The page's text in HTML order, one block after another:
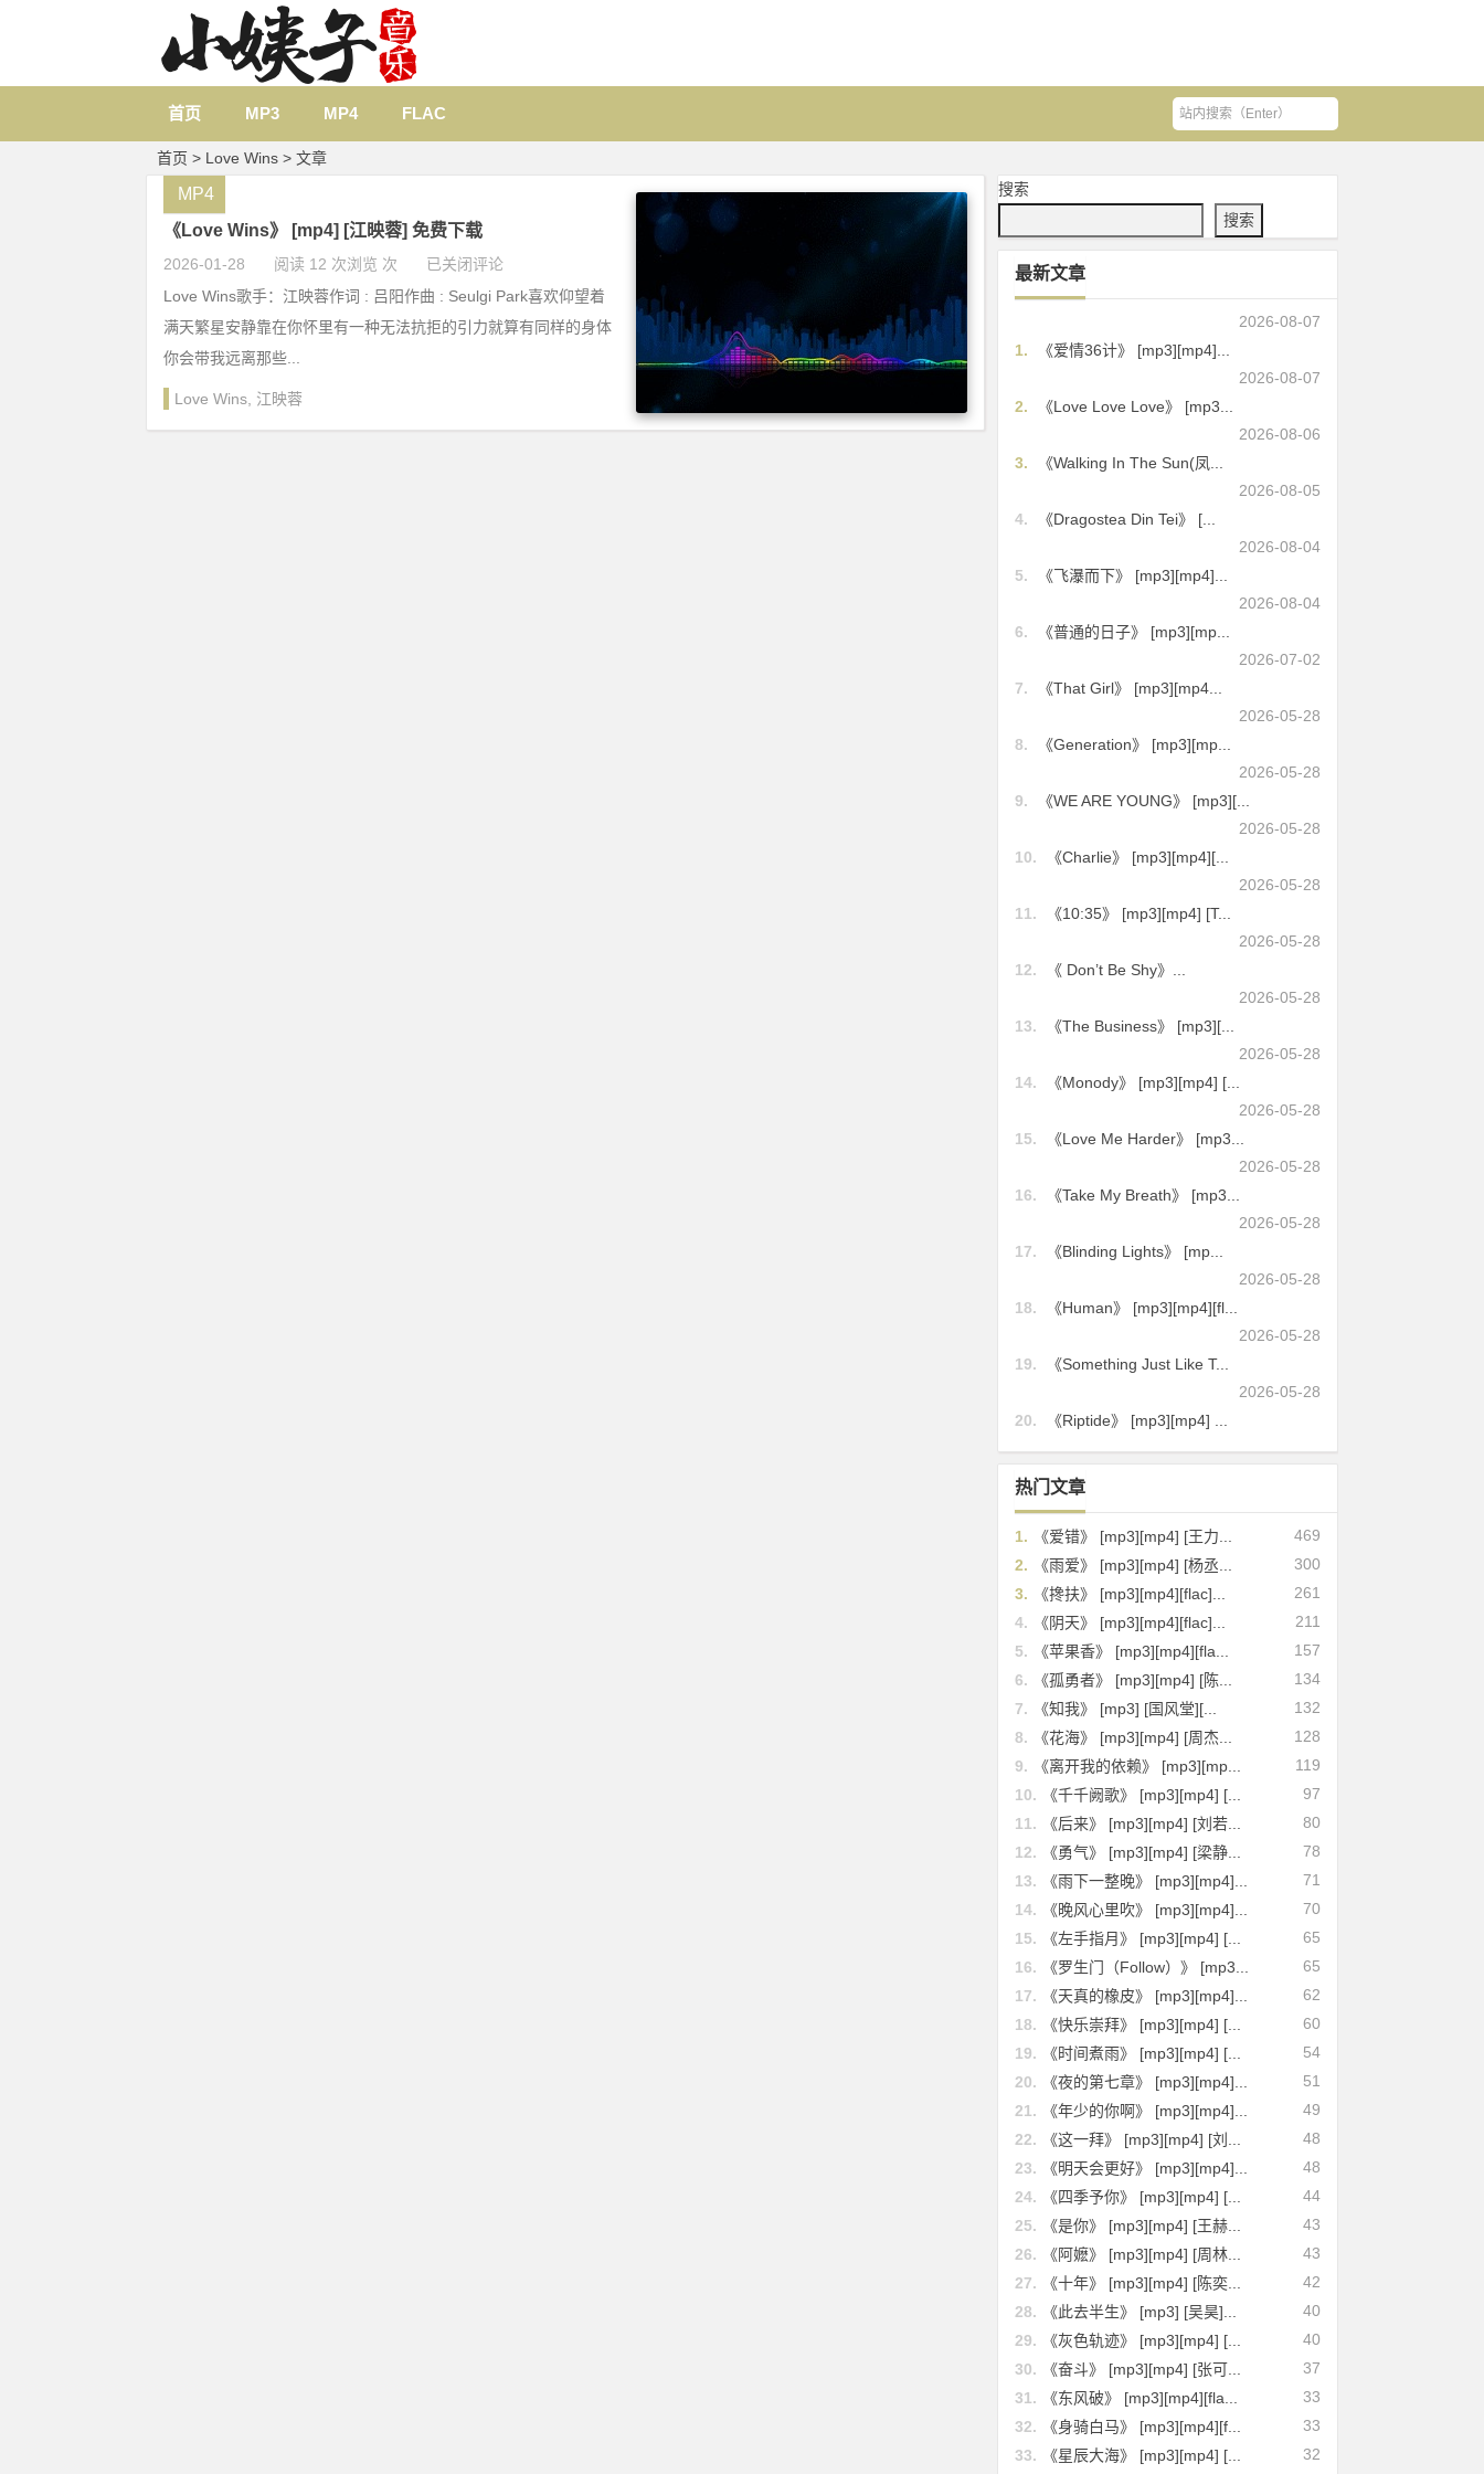
首页 MP3 MP4 FLAC
首页 > Love Wins > 文章
《Love Wins》 [mp4] [江映蓉] 免费下载
2026-01-28 阅读 12 次浏览 次 已关闭评论
MP4
Love Wins歌手：江映蓉作词 : 吕阳作曲 : Seulgi Park喜欢仰望着
满天繁星安静靠在你怀里有一种无法抗拒的引力就算有同样的身体
你会带我远离那些...
Love Wins 江映蓉
搜索
搜索
最新文章
2026-08-07
1.
《爱情36计》 [mp3][mp4]...
2026-08-07
2.
《Love Love Love》 [mp3...
2026-08-06
3.
《Walking In The Sun(凤...
2026-08-05
4.
《Dragostea Din Tei》 [...
2026-08-04
5.
《飞瀑而下》 [mp3][mp4]...
2026-08-04
6.
《普通的日子》 [mp3][mp...
2026-07-02
7.
《That Girl》 [mp3][mp4...
2026-05-28
8.
《Generation》 [mp3][mp...
2026-05-28
9.
《WE ARE YOUNG》 [mp3][...
2026-05-28
10.
《Charlie》 [mp3][mp4][...
2026-05-28
11.
《10:35》 [mp3][mp4] [T...
2026-05-28
12.
《 Don’t Be Shy》...
2026-05-28
13.
《The Business》 [mp3][...
2026-05-28
14.
《Monody》 [mp3][mp4] [...
2026-05-28
15.
《Love Me Harder》 [mp3...
2026-05-28
16.
《Take My Breath》 [mp3...
2026-05-28
17.
《Blinding Lights》 [mp...
2026-05-28
18.
《Human》 [mp3][mp4][fl...
2026-05-28
19.
《Something Just Like T...
2026-05-28
20.
《Riptide》 [mp3][mp4] ...
热门文章
469
1.
《爱错》 [mp3][mp4] [王力...
300
2.
《雨爱》 [mp3][mp4] [杨丞...
261
3.
《搀扶》 [mp3][mp4][flac]...
211
4.
《阴天》 [mp3][mp4][flac]...
157
5.
《苹果香》 [mp3][mp4][fla...
134
6.
《孤勇者》 [mp3][mp4] [陈...
132
7.
《知我》 [mp3] [国风堂][...
128
8.
《花海》 [mp3][mp4] [周杰...
119
9.
《离开我的依赖》 [mp3][mp...
97
10.
《千千阙歌》 [mp3][mp4] [...
80
11.
《后来》 [mp3][mp4] [刘若...
78
12.
《勇气》 [mp3][mp4] [梁静...
71
13.
《雨下一整晚》 [mp3][mp4]...
70
14.
《晚风心里吹》 [mp3][mp4]...
65
15.
《左手指月》 [mp3][mp4] [...
65
16.
《罗生门（Follow）》 [mp3...
62
17.
《天真的橡皮》 [mp3][mp4]...
60
18.
《快乐崇拜》 [mp3][mp4] [...
54
19.
《时间煮雨》 [mp3][mp4] [...
51
20.
《夜的第七章》 [mp3][mp4]...
49
21.
《年少的你啊》 [mp3][mp4]...
48
22.
《这一拜》 [mp3][mp4] [刘...
48
23.
《明天会更好》 [mp3][mp4]...
44
24.
《四季予你》 [mp3][mp4] [...
43
25.
《是你》 [mp3][mp4] [王赫...
43
26.
《阿嬷》 [mp3][mp4] [周林...
42
27.
《十年》 [mp3][mp4] [陈奕...
40
28.
《此去半生》 [mp3] [吴昊]...
40
29.
《灰色轨迹》 [mp3][mp4] [...
37
30.
《奋斗》 [mp3][mp4] [张可...
33
31.
《东风破》 [mp3][mp4][fla...
33
32.
《身骑白马》 [mp3][mp4][f...
32
33. 《星辰大海》 [mp3][mp4] [...